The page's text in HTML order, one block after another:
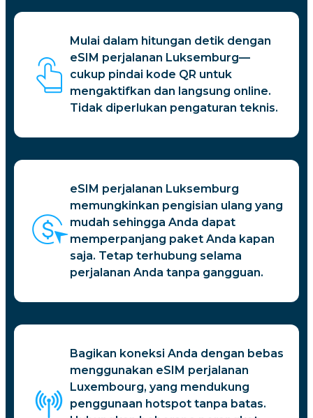
Mulai dalam hitungan detik dengan
eSIM perjalanan Luksemburg—
cukup pindai kode QR untuk
mengaktifkan dan langsung online.
Tidak diperlukan pengaturan teknis.
eSIM perjalanan Luksemburg
memungkinkan pengisian ulang yang
mudah sehingga Anda dapat
memperpanjang paket Anda kapan
saja. Tetap terhubung selama
perjalanan Anda tanpa gangguan.
Bagikan koneksi Anda dengan bebas
menggunakan eSIM perjalanan
Luxembourg, yang mendukung
penggunaan hotspot tanpa batas.